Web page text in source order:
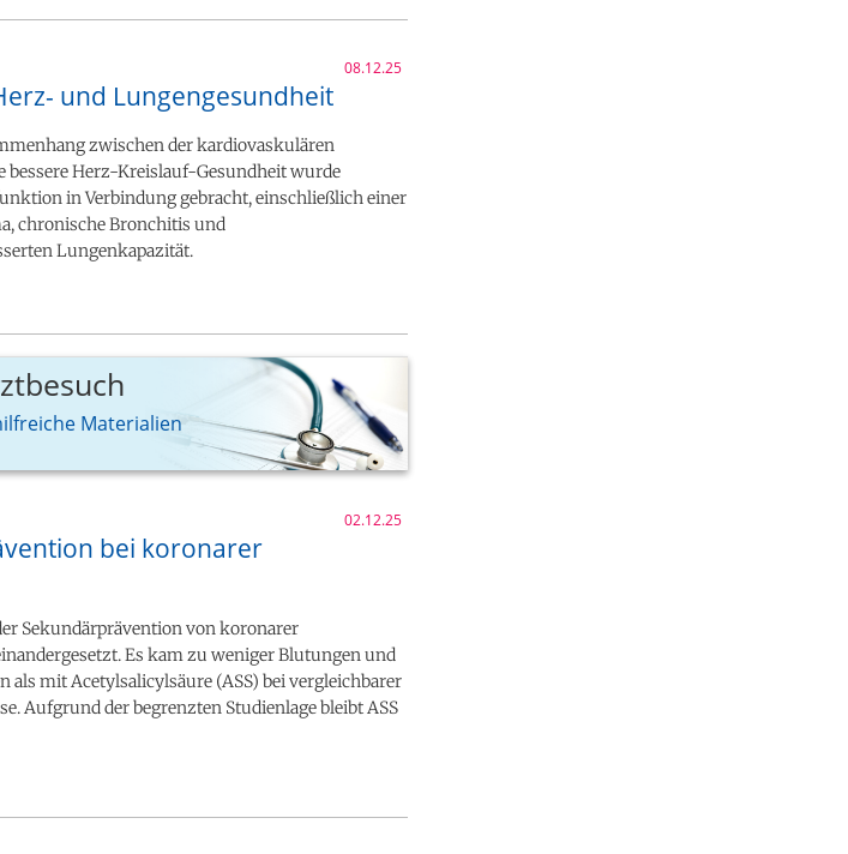
08.12.25
und Lungengesundheit
zwischen der kardiovaskulären
Herz-Kreislauf-Gesundheit wurde
in Verbindung gebracht, einschließlich einer
chronische Bronchitis und
Lungenkapazität.
Materialien
02.12.25
bei koronarer
Sekundärprävention von koronarer
Es kam zu weniger Blutungen und
mit Acetylsalicylsäure (ASS) bei vergleichbarer
Aufgrund der begrenzten Studienlage bleibt ASS